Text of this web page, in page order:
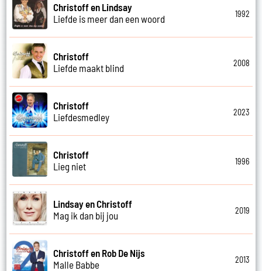
Christoff en Lindsay
Liefde is meer dan een woord
1992
Christoff
Liefde maakt blind
2008
Christoff
Liefdesmedley
2023
Christoff
Lieg niet
1996
Lindsay en Christoff
Mag ik dan bij jou
2019
Christoff en Rob De Nijs
Malle Babbe
2013